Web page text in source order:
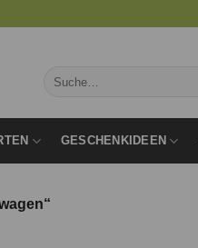
GESCHENKIDEEN